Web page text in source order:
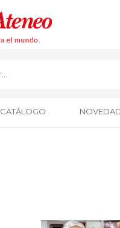
CATÁLOGO